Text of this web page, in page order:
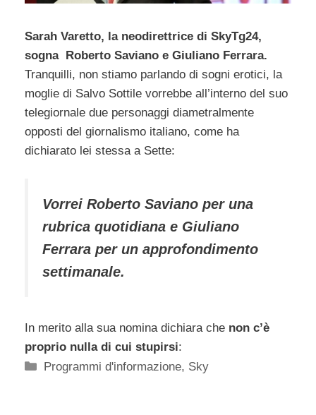
Sarah Varetto, la neodirettrice di SkyTg24,
sogna Roberto Saviano e Giuliano Ferrara.
Tranquilli, non stiamo parlando di sogni erotici, la
moglie di Salvo Sottile vorrebbe all’interno del suo
telegiornale due personaggi diametralmente
opposti del giornalismo italiano, come ha
dichiarato lei stessa a Sette:
Vorrei Roberto Saviano per una
rubrica quotidiana e Giuliano
Ferrara per un approfondimento
settimanale.
In merito alla sua nomina dichiara che non c’è
proprio nulla di cui stupirsi:
Categorie
Programmi d'informazione, Sky